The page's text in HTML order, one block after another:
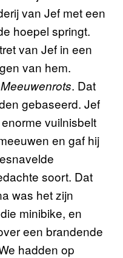
van Jef met een
hoepel springt.
van Jef in een
van hem.
Meeuwenrots. Dat
gebaseerd. Jef
vuilnisbelt
en gaf hij
soort. Dat
was het zijn
minibike, en
een brandende
hadden op